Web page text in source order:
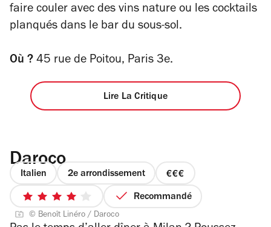
faire couler avec des vins nature ou les cocktails
planqués dans le bar du sous-sol.
Où ? 45 rue de Poitou, Paris 3e.
Lire La Critique
Daroco
Italien 2e arrondissement
prix
3
4
4
sur
Recommandé
© Benoît Linéro / Daroco